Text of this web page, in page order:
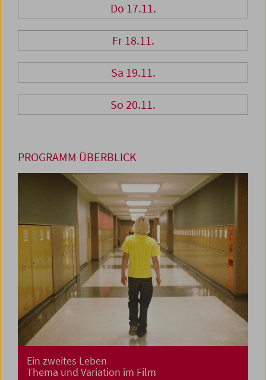
Do 17.11.
Fr 18.11.
Sa 19.11.
So 20.11.
PROGRAMM ÜBERBLICK
Ein zweites Leben
Thema und Variation im Film